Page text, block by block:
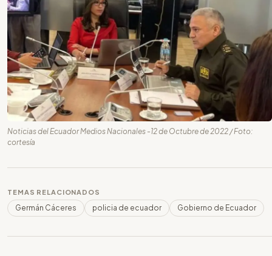
Noticias del Ecuador Medios Nacionales -12 de Octubre de 2022 / Foto:
cortesía
TEMAS RELACIONADOS
Germán Cáceres policia de ecuador Gobierno de Ecuador